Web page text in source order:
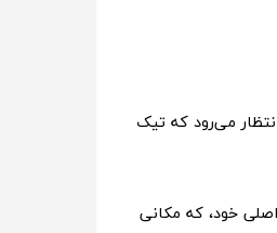
می‌رود که تیک
خود، که مکانی